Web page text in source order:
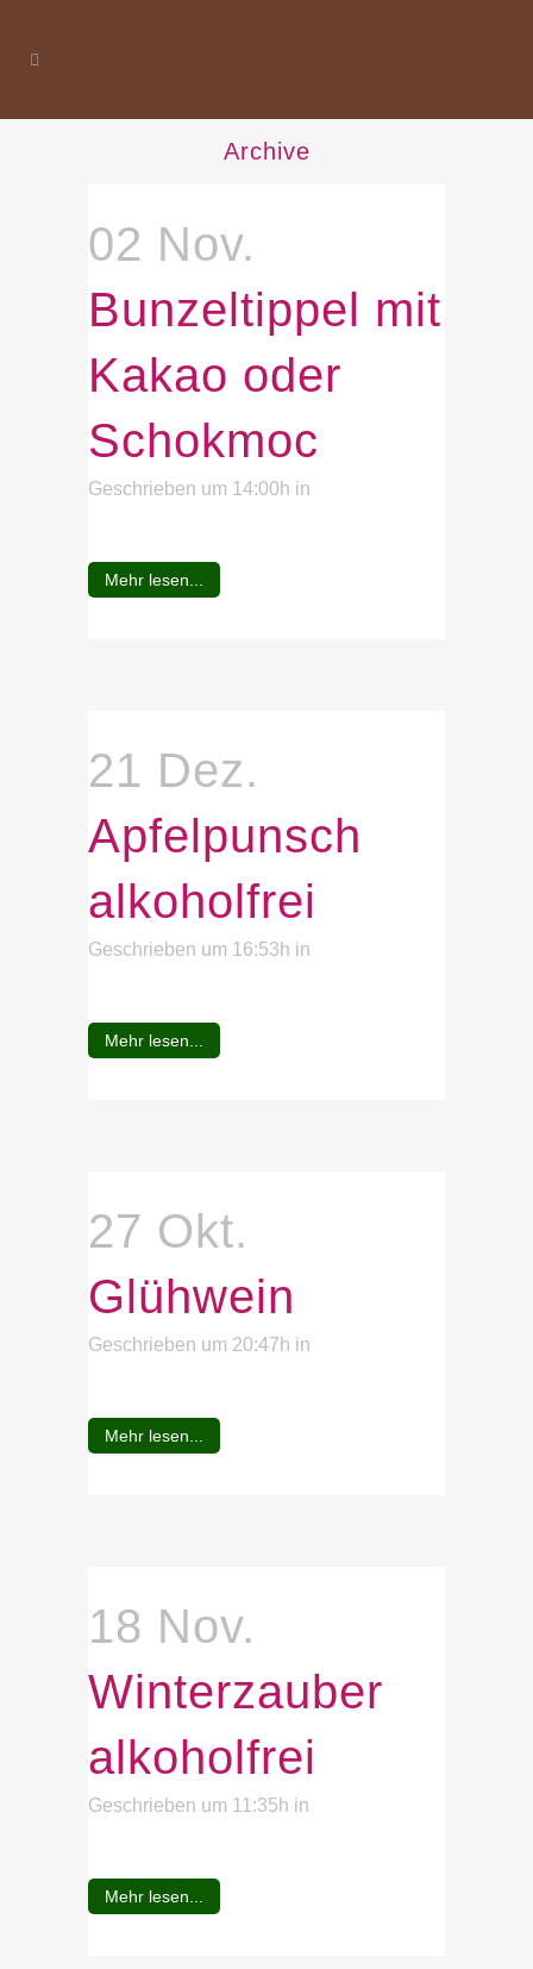
Archive
02 Nov.
Bunzeltippel mit
Kakao oder
Schokmoc
Geschrieben um 14:00h in
Mehr lesen...
21 Dez.
Apfelpunsch
alkoholfrei
Geschrieben um 16:53h in
Mehr lesen...
27 Okt.
Glühwein
Geschrieben um 20:47h in
Mehr lesen...
18 Nov.
Winterzauber
alkoholfrei
Geschrieben um 11:35h in
Mehr lesen...